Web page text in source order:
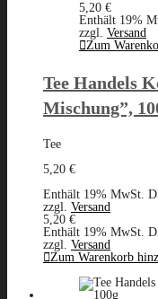
5,20 €
Enthält 19%
zzgl. Versand
Zum
Tee Handels
Mischung”,
Tee
5,20 €
Enthält 19% MwSt.
zzgl. Versand
5,20 €
Enthält 19% MwSt.
zzgl. Versand
Zum Warenkorb